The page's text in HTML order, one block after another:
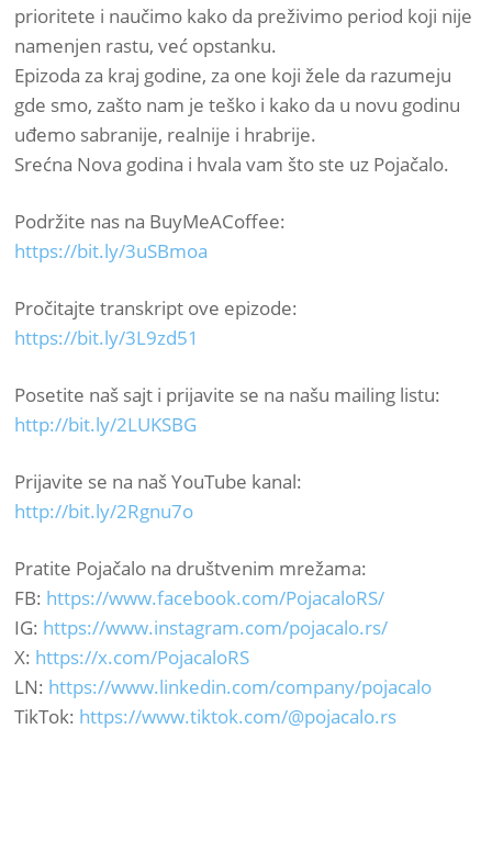
prioritete i naučimo kako da preživimo period koji nije
namenjen rastu, već opstanku.
Epizoda za kraj godine, za one koji žele da razumeju
gde smo, zašto nam je teško i kako da u novu godinu
uđemo sabranije, realnije i hrabrije.
Srećna Nova godina i hvala vam što ste uz Pojačalo.
Podržite nas na BuyMeACoffee:
https://bit.ly/3uSBmoa
Pročitajte transkript ove epizode:
https://bit.ly/3L9zd51
Posetite naš sajt i prijavite se na našu mailing listu:
http://bit.ly/2LUKSBG
Prijavite se na naš YouTube kanal:
http://bit.ly/2Rgnu7o
Pratite Pojačalo na društvenim mrežama:
FB: https://www.facebook.com/PojacaloRS/
IG: https://www.instagram.com/pojacalo.rs/
X: https://x.com/PojacaloRS
LN: https://www.linkedin.com/company/pojacalo
TikTok: https://www.tiktok.com/@pojacalo.rs